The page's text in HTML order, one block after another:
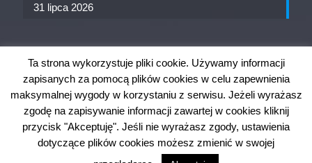
31 lipca 2026
OW ZOSP RP w Szczecinie. Wszystkie prawa
zastrzeżone.
Ta strona wykorzystuje pliki cookie. Używamy informacji
zapisanych za pomocą plików cookies w celu zapewnienia
maksymalnej wygody w korzystaniu z serwisu. Jeżeli wyrażasz
zgodę na zapisywanie informacji zawartej w cookies kliknij
przycisk "Akceptuję". Jeśli nie wyrażasz zgody, ustawienia
dotyczące plików cookies możesz zmienić w swojej